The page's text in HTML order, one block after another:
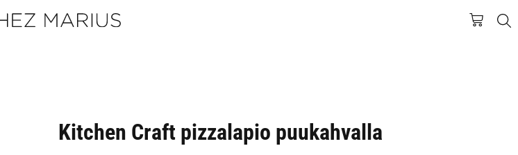
Kitchen Craft pizzalapio puukahvalla